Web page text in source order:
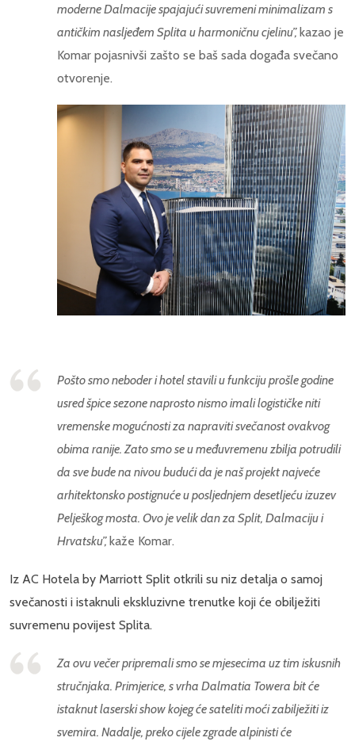
moderne Dalmacije spajajući suvremeni minimalizam s
antičkim nasljeđem Splita u harmoničnu cjelinu”,kazao je
Komar pojasnivši zašto se baš sada događa svečano
otvorenje.
Pošto smo neboder i hotel stavili u funkciju prošle godine
usred špice sezone naprosto nismo imali logističke niti
vremenske mogućnosti za napraviti svečanost ovakvog
obima ranije. Zato smo se u međuvremenu zbilja potrudili
da sve bude na nivou budući da je naš projekt najveće
arhitektonsko postignuće u posljednjem desetljeću izuzev
Pelješkog mosta. Ovo je velik dan za Split, Dalmaciju i
Hrvatsku”,kaže Komar.
Iz AC Hotela by Marriott Split otkrili su niz detalja o samoj
svečanosti i istaknuli ekskluzivne trenutke koji će obilježiti
suvremenu povijest Splita.
Za ovu večer pripremali smo se mjesecima uz tim iskusnih
stručnjaka. Primjerice, s vrha Dalmatia Towera bit će
istaknut laserski show kojeg će sateliti moći zabilježiti iz
svemira. Nadalje, preko cijele zgrade alpinisti će